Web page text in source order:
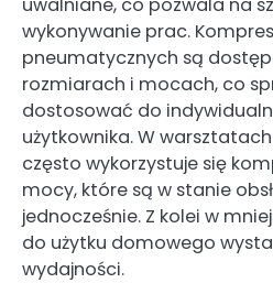
wykonywanie prac.
pneumatycznych są
rozmiarach i mocach, co
dostosować do
użytkownika. W
często wykorzystuje się
mocy, które są w stanie
jednocześnie. Z kolei w
do użytku domowego
wydajności.